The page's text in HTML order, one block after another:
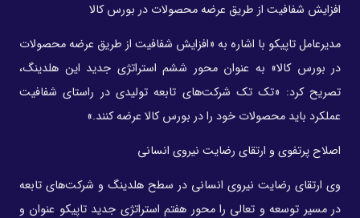
افزایش شفافیت از طریق عرضه محصولات در بورس کالا
مدیرعامل تاپیکو با اشاره به «افزایش شفافیت از طریق عرضه محصولات
در بورس کالا» به عنوان محور ششم استراتژی جدید این هلدینگ،
تصریح کرد: «تک تک شرکت‌های تابعه تولیدی در راستای شفافیت
عملکرد باید محصولات خود را در بورس کالا عرضه کنند.»
اصلاح پرتفوی و ارتقای رضایت نیروی انسانی
وی ارتقای رضایت نیروی انسانی در سطح هلدینگ و شرکت‌های تابعه
در مسیر توسعه و تعالی را محور هفتم استراتژی جدید تاپیکو عنوان و